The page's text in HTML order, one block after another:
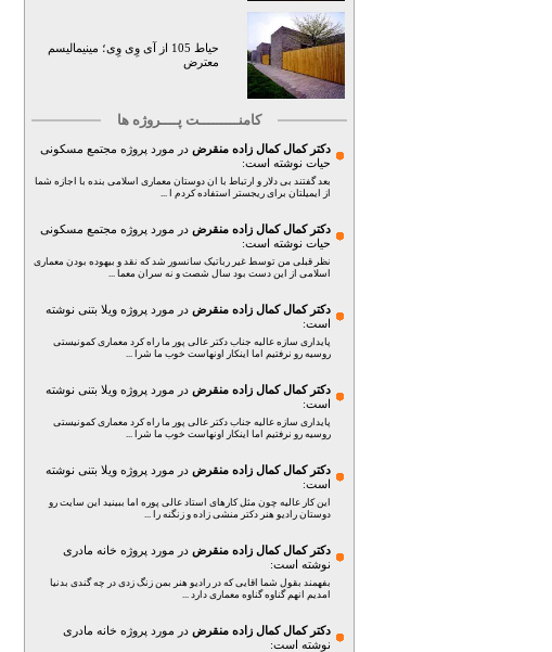
حیاط 105 از آی وِی وِی؛ مینیمالیسم
معترض
کامنـــــــــت پــــروژه ها
دکتر کمال کمال زاده منقرض در مورد پروژه مجتمع مسکونی
حیات نوشته است:
بعد گفتند بی دلار و ارتباط با ان دوستان معماری اسلامی بنده با اجازه شما
از ایمیلتان برای ریجستر استفاده کردم ا ...
دکتر کمال کمال زاده منقرض در مورد پروژه مجتمع مسکونی
حیات نوشته است:
نظر قبلی من توسط غیر رباتیک سانسور شد که نقد و بیهوده بودن معماری
اسلامی از این دست بود سال شصت و نه سران معما ...
دکتر کمال کمال زاده منقرض در مورد پروژه ویلا بتنی نوشته
است:
پایداری سازه عالیه جناب دکتر عالی پور ما راه کرد معماری کمونیستی
روسیه رو نرفتیم اما اینکار اونهاست خوب ما شرا ...
دکتر کمال کمال زاده منقرض در مورد پروژه ویلا بتنی نوشته
است:
پایداری سازه عالیه جناب دکتر عالی پور ما راه کرد معماری کمونیستی
روسیه رو نرفتیم اما اینکار اونهاست خوب ما شرا ...
دکتر کمال کمال زاده منقرض در مورد پروژه ویلا بتنی نوشته
است:
این کار عالیه چون مثل کارهای استاد عالی پوره اما ببینید این سایت رو
دوستان رادیو هنر دکتر منشی زاده و زنگنه را ...
دکتر کمال کمال زاده منقرض در مورد پروژه خانه مادری
نوشته است:
بفهمند بقول شما اقایی که در رادیو هنر بمن زنگ زدی در چه گندی بدنیا
امدیم انهم گناوه گناوه معماری دارد ...
دکتر کمال کمال زاده منقرض در مورد پروژه خانه مادری
نوشته است: